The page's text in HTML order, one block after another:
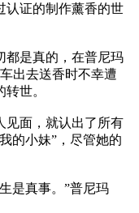
认证的制作薰香的世
都是真的，在普尼玛
出去送香时不幸遭
世。
见面，就认出了所有
的小妹”，尽管她的
是真事。”普尼玛